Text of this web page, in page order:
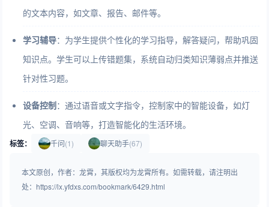
的文本内容，如文章、报告、邮件等。
学习辅导：为学生提供个性化的学习指导，解答疑问，帮助巩固
知识点。学生可以上传错题集，系统自动归类知识薄弱点并推送
针对性习题。
设备控制：通过语音或文字指令，控制家中的智能设备，如灯
光、空调、音响等，打造智能化的生活环境。
标签： 千问(1) 聊天助手(67)
本文原创，作者：龙霄，其版权均为龙霄所有。如需转载，请注明出
处：https://lx.yfdxs.com/bookmark/6429.html